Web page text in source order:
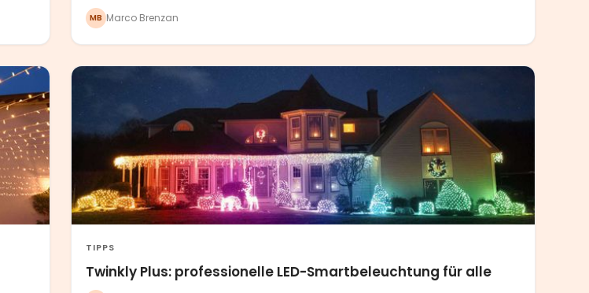
MB Marco Brenzan
TIPPS
Twinkly Plus: professionelle LED-Smartbeleuchtung für alle